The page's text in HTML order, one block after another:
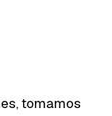
tomamos